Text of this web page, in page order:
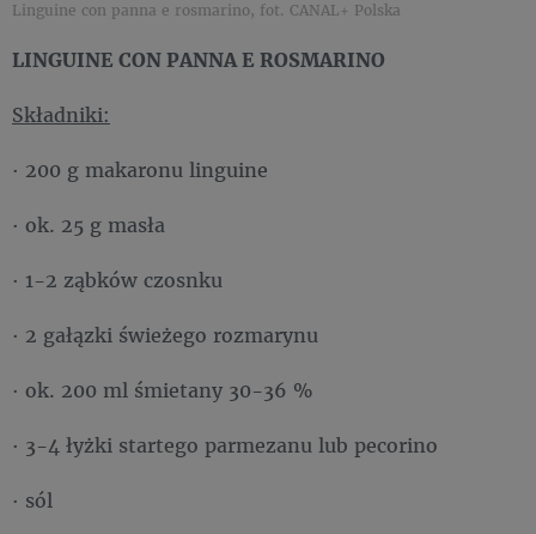
Linguine con panna e rosmarino, fot. CANAL+ Polska
LINGUINE CON PANNA E ROSMARINO
Składniki:
· 200 g makaronu linguine
· ok. 25 g masła
· 1-2 ząbków czosnku
· 2 gałązki świeżego rozmarynu
· ok. 200 ml śmietany 30-36 %
· 3-4 łyżki startego parmezanu lub pecorino
· sól